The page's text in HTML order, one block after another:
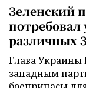
Зеленский
потребовал
различных
Глава Украины
западным